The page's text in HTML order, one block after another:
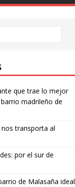
que trae lo mejor
madrileño de
transporta al
por el sur de
de Malasaña ideal